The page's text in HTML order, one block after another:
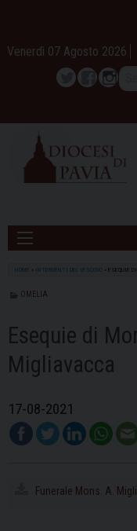
content
Venerdì 07 Agosto 2026
TwitterFacebook
HOME INTERVENTI DEL VESCOVO ESEQUIE
OMELIA
Esequie di
Migliavacca
17-08-2021
Funerale Mons. A.